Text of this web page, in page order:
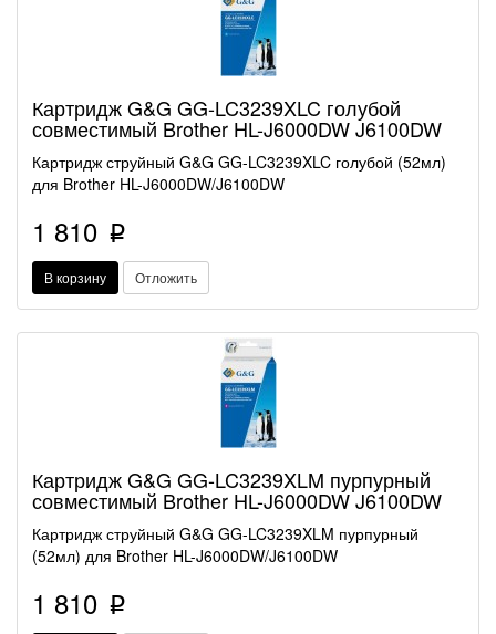
Картридж G&G GG-LC3239XLC голубой
совместимый Brother HL-J6000DW J6100DW
Картридж струйный G&G GG-LC3239XLC голубой (52мл)
для Brother HL-J6000DW/J6100DW
1 810 p
В корзину Отложить
Картридж G&G GG-LC3239XLM пурпурный
совместимый Brother HL-J6000DW J6100DW
Картридж струйный G&G GG-LC3239XLM пурпурный
(52мл) для Brother HL-J6000DW/J6100DW
1 810 p